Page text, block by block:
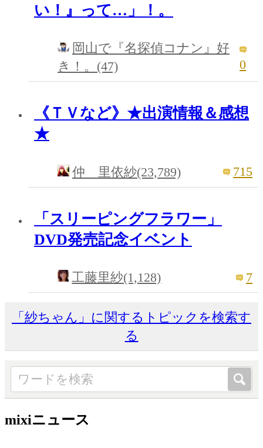
い！』って…」！。
岡山で『名探偵コナン』好
き！。(47)
0
《ＴＶなど》★出演情報＆感想
★
仲 里依紗(23,789) 715
「スリーピングフラワー」
DVD発売記念イベント
工藤里紗(1,128) 7
「紗ちゃん」に関するトピックを検索す
る
mixiニュース